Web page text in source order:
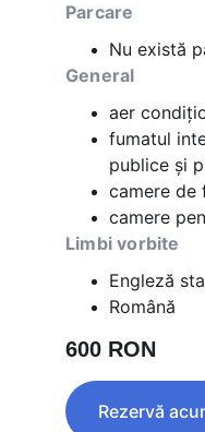
Parcare
Nu există
General
aer
fumatul
publice şi
camere de
camere
Limbi vorbite
Engleză
Română
600 RON
Rezervă